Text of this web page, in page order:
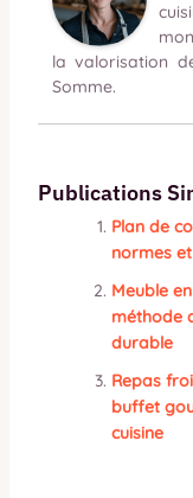
la valorisation
Somme.
Publications
Plan de
normes
Meuble
méthode
durable
Repas
buffet
cuisine